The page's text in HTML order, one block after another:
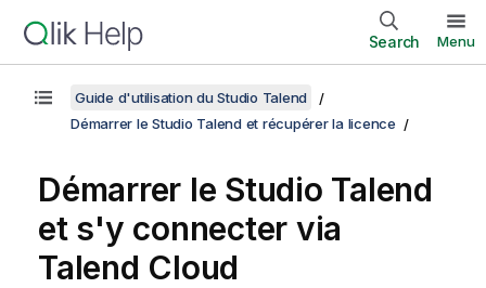
Search Menu
Guide d'utilisation du Studio Talend
Démarrer le Studio Talend et récupérer la licence
Démarrer le Studio Talend
et s'y connecter via
Talend Cloud